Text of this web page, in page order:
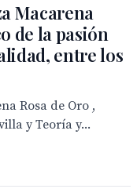
Macarena
de la pasión
entre los
Rosa de Oro ,
y Teoría y...